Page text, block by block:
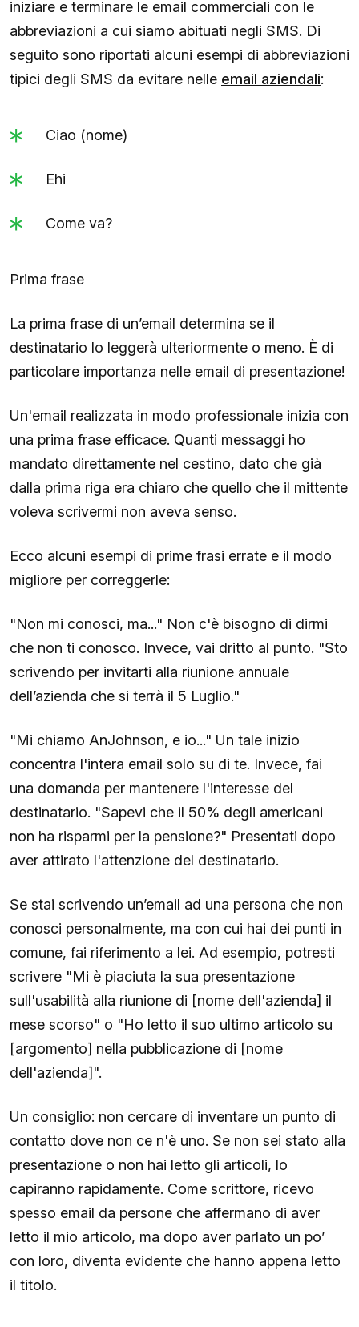
iniziare e terminare le email commerciali con le
abbreviazioni a cui siamo abituati negli SMS. Di
seguito sono riportati alcuni esempi di abbreviazioni
tipici degli SMS da evitare nelle email aziendali:
Ciao (nome)
Ehi
Come va?
Prima frase
La prima frase di un’email determina se il
destinatario lo leggerà ulteriormente o meno. È di
particolare importanza nelle email di presentazione!
Un'email realizzata in modo professionale inizia con
una prima frase efficace. Quanti messaggi ho
mandato direttamente nel cestino, dato che già
dalla prima riga era chiaro che quello che il mittente
voleva scrivermi non aveva senso.
Ecco alcuni esempi di prime frasi errate e il modo
migliore per correggerle:
"Non mi conosci, ma..." Non c'è bisogno di dirmi
che non ti conosco. Invece, vai dritto al punto. "Sto
scrivendo per invitarti alla riunione annuale
dell’azienda che si terrà il 5 Luglio."
"Mi chiamo AnJohnson, e io..." Un tale inizio
concentra l'intera email solo su di te. Invece, fai
una domanda per mantenere l'interesse del
destinatario. "Sapevi che il 50% degli americani
non ha risparmi per la pensione?" Presentati dopo
aver attirato l'attenzione del destinatario.
Se stai scrivendo un’email ad una persona che non
conosci personalmente, ma con cui hai dei punti in
comune, fai riferimento a lei. Ad esempio, potresti
scrivere "Mi è piaciuta la sua presentazione
sull'usabilità alla riunione di [nome dell'azienda] il
mese scorso" o "Ho letto il suo ultimo articolo su
[argomento] nella pubblicazione di [nome
dell'azienda]".
Un consiglio: non cercare di inventare un punto di
contatto dove non ce n'è uno. Se non sei stato alla
presentazione o non hai letto gli articoli, lo
capiranno rapidamente. Come scrittore, ricevo
spesso email da persone che affermano di aver
letto il mio articolo, ma dopo aver parlato un po’
con loro, diventa evidente che hanno appena letto
il titolo.